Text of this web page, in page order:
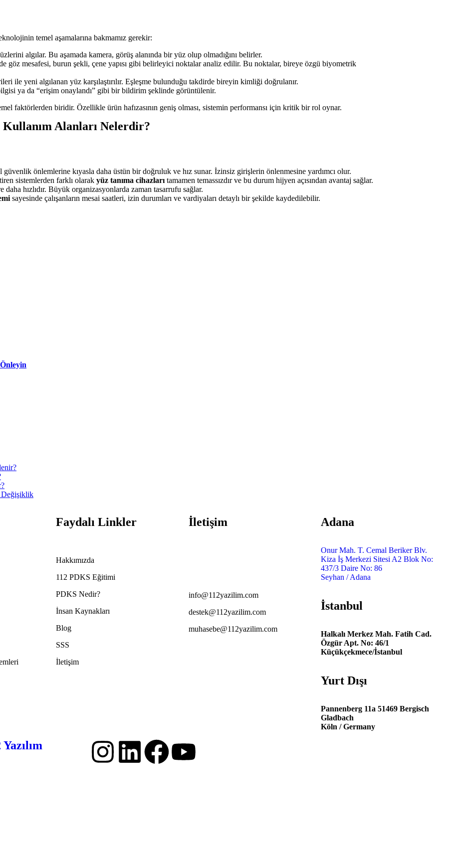
temel aşamalarına bakmamız gerekir:
algılar. Bu aşamada kamera, görüş alanında bir yüz olup olmadığını belirler.
göz mesafesi, burun şekli, çene yapısı gibi belirleyici noktalar analiz edilir. Bu noktalar, bireye özgü biyometrik
ile yeni algılanan yüz karşılaştırılır. Eşleşme bulunduğu takdirde bireyin kimliği doğrulanır.
ya da “erişim onaylandı” gibi bir bildirim şeklinde görüntülenir.
faktörlerden biridir. Özellikle ürün hafızasının geniş olması, sistemin performansı için kritik bir rol oynar.
Alanları Nelerdir?
güvenlik önlemlerine kıyasla daha üstün bir doğruluk ve hız sunar. İzinsiz girişlerin önlenmesine yardımcı olur.
sistemlerden farklı olarak yüz tanıma cihazları tamamen temassızdır ve bu durum hijyen açısından avantaj sağlar.
hızlıdır. Büyük organizasyonlarda zaman tasarrufu sağlar.
sayesinde çalışanların mesai saatleri, izin durumları ve vardiyaları detaylı bir şekilde kaydedilebilir.
Değişiklik
Faydalı Linkler
Hakkımızda
112 PDKS Eğitimi
PDKS Nedir?
İnsan Kaynakları
Blog
SSS
İletişim
İletişim
info@112yazilim.com
destek@112yazilim.com
muhasebe@112yazilim.com
Adana
Onur Mah. T. Cemal Beriker Blv.
Kiza İş Merkezi Sitesi A2 Blok No:
437/3 Daire No: 86
Seyhan / Adana
İstanbul
Halkalı Merkez Mah. Fatih Cad.
Özgür Apt. No: 46/1
Küçükçekmece/İstanbul
Yurt Dışı
Pannenberg 11a 51469 Bergisch
Gladbach
Köln / Germany